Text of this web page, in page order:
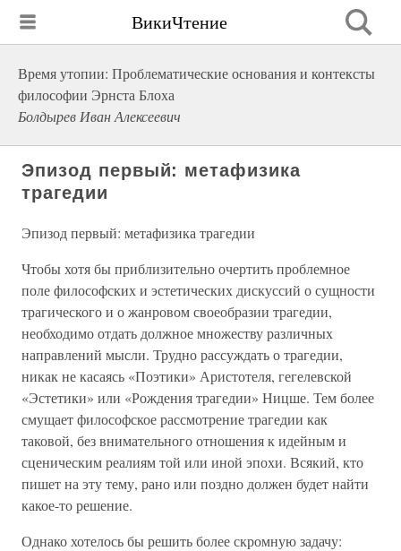
ВикиЧтение
Время утопии: Проблематические основания и контексты
философии Эрнста Блоха
Болдырев Иван Алексеевич
Эпизод первый: метафизика
трагедии
Эпизод первый: метафизика трагедии
Чтобы хотя бы приблизительно очертить проблемное
поле философских и эстетических дискуссий о сущности
трагического и о жанровом своеобразии трагедии,
необходимо отдать должное множеству различных
направлений мысли. Трудно рассуждать о трагедии,
никак не касаясь «Поэтики» Аристотеля, гегелевской
«Эстетики» или «Рождения трагедии» Ницше. Тем более
смущает философское рассмотрение трагедии как
таковой, без внимательного отношения к идейным и
сценическим реалиям той или иной эпохи. Всякий, кто
пишет на эту тему, рано или поздно должен будет найти
какое-то решение.
Однако хотелось бы решить более скромную задачу: